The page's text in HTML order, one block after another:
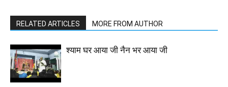
RELATED ARTICLES MORE FROM AUTHOR
श्याम घर आया जी नैन भर आया जी